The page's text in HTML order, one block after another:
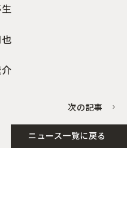
次の記事
ニュース一覧に戻る